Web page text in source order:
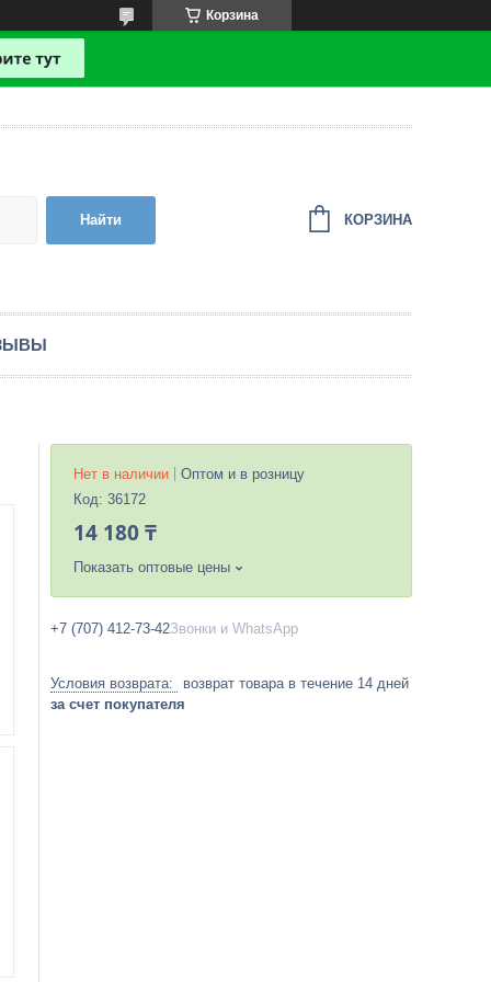
Корзина
Найти КОРЗИНА
Нет в наличии
Оптом и в розницу
Код: 36172
14 180 ₸
Показать оптовые цены
+7 (707) 412-73-42Звонки и WhatsApp
возврат товара в течение 14 дней
за счет покупателя